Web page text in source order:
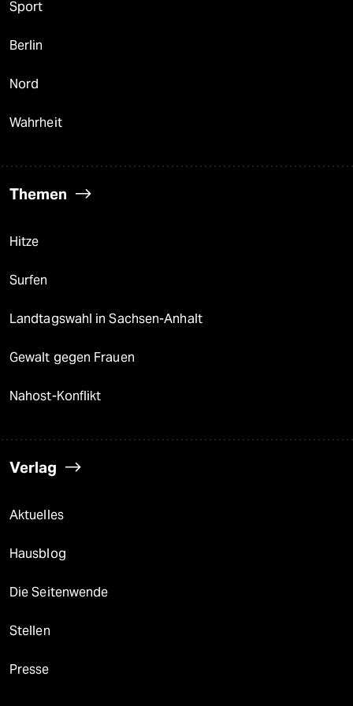
Sport
Berlin
Nord
Wahrheit
Themen
Hitze
Surfen
Landtagswahl in Sachsen-Anhalt
Gewalt gegen Frauen
Nahost-Konflikt
Verlag
Aktuelles
Hausblog
Die Seitenwende
Stellen
Presse